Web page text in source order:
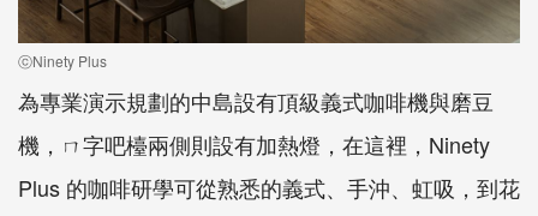
ⓒNinety Plus
為專業演示規劃的中島設有頂級義式咖啡機與磨豆
機，ㄇ字吧檯兩側則設有加熱燈，在這裡，Ninety
Plus 的咖啡研學可從熟悉的義式、手沖、虹吸，到花